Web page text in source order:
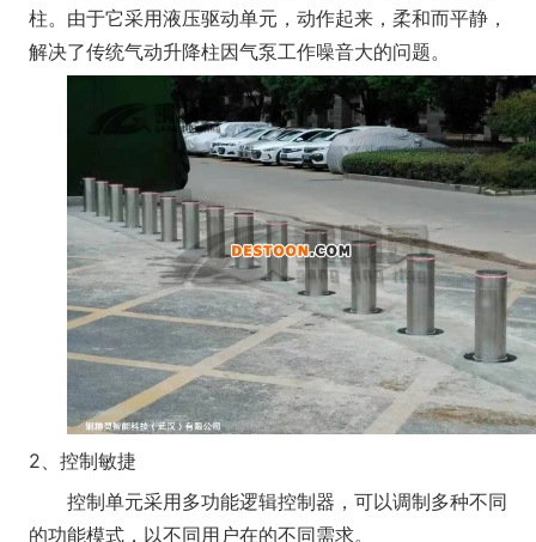
柱。由于它采用液压驱动单元，动作起来，柔和而平静，
解决了传统气动升降柱因气泵工作噪音大的问题。
2、控制敏捷
控制单元采用多功能逻辑控制器，可以调制多种不同
的功能模式，以不同用户在的不同需求。